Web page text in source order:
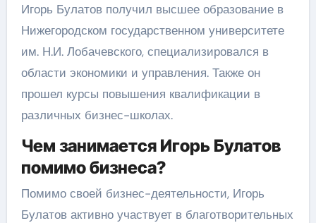
Игорь Булатов получил высшее образование в
Нижегородском государственном университете
им. Н.И. Лобачевского, специализировался в
области экономики и управления. Также он
прошел курсы повышения квалификации в
различных бизнес-школах.
Чем занимается Игорь Булатов
помимо бизнеса?
Помимо своей бизнес-деятельности, Игорь
Булатов активно участвует в благотворительных